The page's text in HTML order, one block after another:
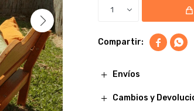
1
 
Envíos
Cambios y